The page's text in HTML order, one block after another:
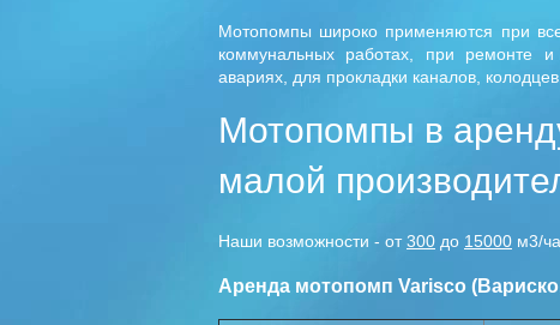
Мотопомпы широко применяются при
коммунальных работах, при ремонте и
авариях, для прокладки каналов,
Мотопомпы в
малой
Наши возможности - от300 до 15000 м3/
Аренда мотопомп Varisco